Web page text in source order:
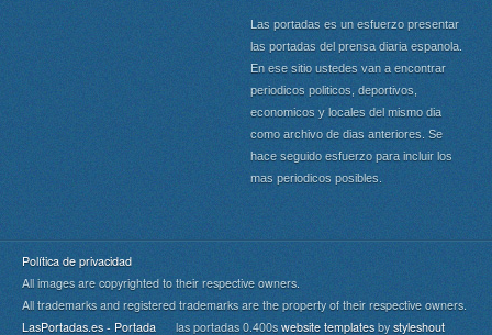
Las portadas es un esfuerzo presentar
las portadas del prensa diaria espanola.
En ese sitio ustedes van a encontrar
periodicos politicos, deportivos,
economicos y locales del mismo dia
como archivo de dias anteriores. Se
hace seguido esfuerzo para incluir los
mas periodicos posibles.
Política de privacidad
All images are copyrighted to their respective owners.
All trademarks and registered trademarks are the property of their respective owners.
LasPortadas.es - Portada las portadas 0.400s website templates by styleshout